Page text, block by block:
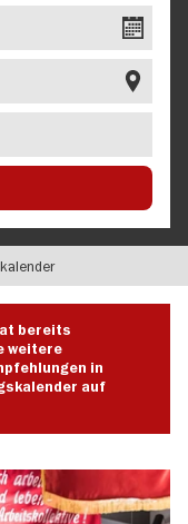
bereits
weitere
in
auf